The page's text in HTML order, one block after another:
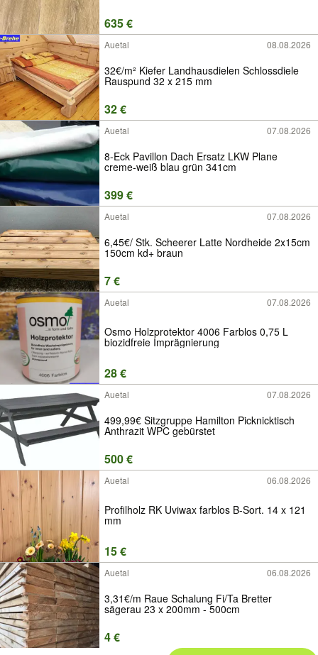
635 €
Auetal 08.08.2026
32€/m² Kiefer Landhausdielen Schlossdiele
Rauspund 32 x 215 mm
32 €
Auetal 07.08.2026
8-Eck Pavillon Dach Ersatz LKW Plane
creme-weiß blau grün 341cm
399 €
Auetal 07.08.2026
6,45€/ Stk. Scheerer Latte Nordheide 2x15cm
150cm kd+ braun
7 €
Auetal 07.08.2026
Osmo Holzprotektor 4006 Farblos 0,75 L
biozidfreie Imprägnierung
28 €
Auetal 07.08.2026
499,99€ Sitzgruppe Hamilton Picknicktisch
Anthrazit WPC gebürstet
500 €
Auetal 06.08.2026
Profilholz RK Uviwax farblos B-Sort. 14 x 121
mm
15 €
Auetal 06.08.2026
3,31€/m Raue Schalung Fi/Ta Bretter
sägerau 23 x 200mm - 500cm
4 €